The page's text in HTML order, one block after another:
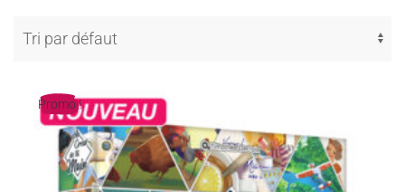
Promo !